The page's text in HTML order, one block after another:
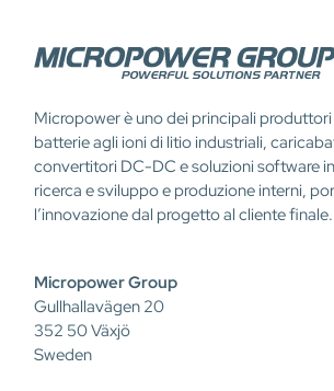
Micropower è uno dei principali
batterie agli ioni di litio industriali,
convertitori DC-DC e soluzioni software
ricerca e sviluppo e produzione interni,
l’innovazione dal progetto al cliente finale.
Micropower Group
Gullhallavägen 20
352 50 Växjö
Sweden